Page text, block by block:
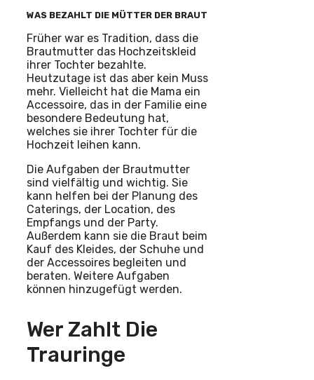
WAS BEZAHLT DIE MÜTTER DER BRAUT
Früher war es Tradition, dass die
Brautmutter das Hochzeitskleid
ihrer Tochter bezahlte.
Heutzutage ist das aber kein Muss
mehr. Vielleicht hat die Mama ein
Accessoire, das in der Familie eine
besondere Bedeutung hat,
welches sie ihrer Tochter für die
Hochzeit leihen kann.
Die Aufgaben der Brautmutter
sind vielfältig und wichtig. Sie
kann helfen bei der Planung des
Caterings, der Location, des
Empfangs und der Party.
Außerdem kann sie die Braut beim
Kauf des Kleides, der Schuhe und
der Accessoires begleiten und
beraten. Weitere Aufgaben
können hinzugefügt werden.
Wer Zahlt Die
Trauringe